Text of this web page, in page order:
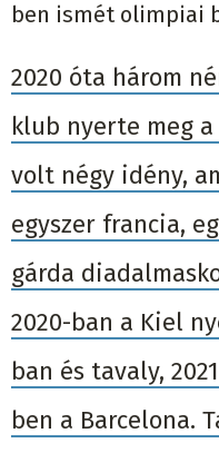
ben ismét olimpiai
2020 óta három
klub nyerte meg
volt négy idény,
egyszer francia,
gárda
2020-ban a Kiel
ban és tavaly,
ben a Barcelona.